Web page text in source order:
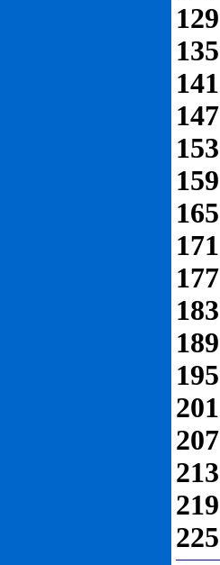
129
135
141
147
153
159
165
171
177
183
189
195
201
207
213
219
225